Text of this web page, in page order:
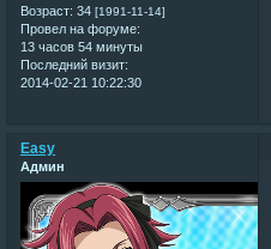
Возраст: 34 [1991-11-14]
Провел на форуме:
13 часов 54 минуты
Последний визит:
2014-02-21 10:22:30
Easy
Админ